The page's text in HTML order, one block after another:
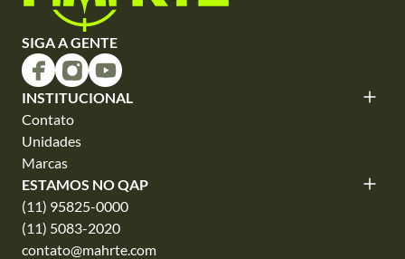
SIGA A GENTE
INSTITUCIONAL
Contato
Unidades
Marcas
ESTAMOS NO QAP
(11) 95825-0000
(11) 5083-2020
contato@mahrte.com